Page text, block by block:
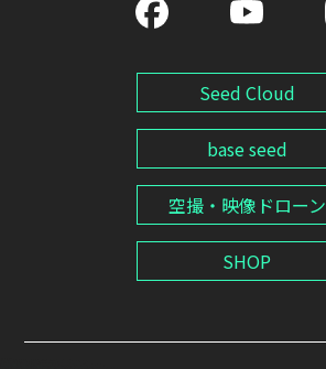
Seed Cloud
base seed
空撮・映像ドローン
SHOP